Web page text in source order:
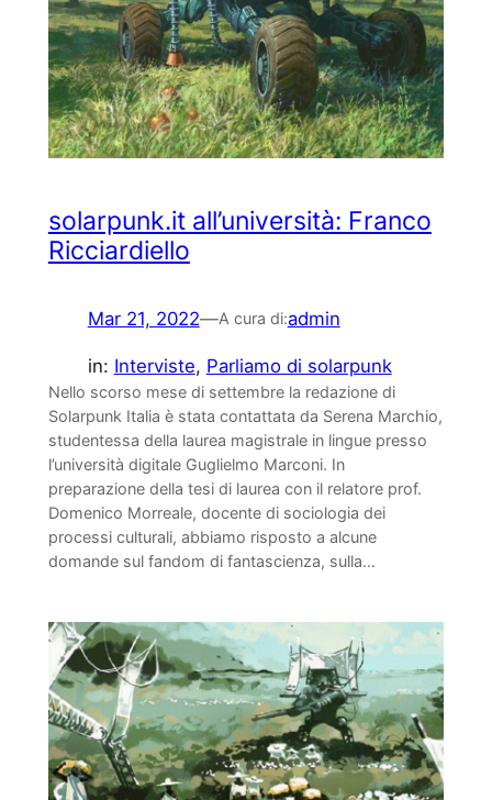
solarpunk.it all’università: Franco
Ricciardiello
Mar 21, 2022—A cura di:admin
in: Interviste, Parliamo di solarpunk
Nello scorso mese di settembre la redazione di
Solarpunk Italia è stata contattata da Serena Marchio,
studentessa della laurea magistrale in lingue presso
l’università digitale Guglielmo Marconi. In
preparazione della tesi di laurea con il relatore prof.
Domenico Morreale, docente di sociologia dei
processi culturali, abbiamo risposto a alcune
domande sul fandom di fantascienza, sulla…